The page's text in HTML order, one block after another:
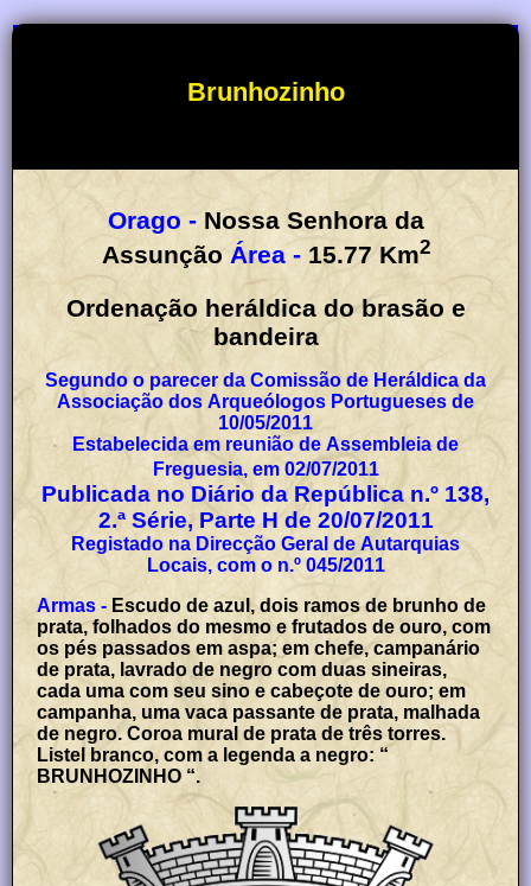
Brunhozinho
Orago - Nossa Senhora da
Assunção
Área - 15.77 Km2
Ordenação heráldica do brasão e
bandeira
Segundo o parecer da Comissão de Heráldica da
Associação dos Arqueólogos Portugueses de
10/05/2011
Estabelecida em reunião de Assembleia de
Freguesia, em 02/07/2011
Publicada no Diário da República n.º 138,
2.ª Série, Parte H de 20/07/2011
Registado na Direcção Geral de Autarquias
Locais, com o n.º 045/2011
Armas - Escudo de azul, dois ramos de brunho de
prata, folhados do mesmo e frutados de ouro, com
os pés passados em aspa; em chefe, campanário
de prata, lavrado de negro com duas sineiras,
cada uma com seu sino e cabeçote de ouro; em
campanha, uma vaca passante de prata, malhada
de negro. Coroa mural de prata de três torres.
Listel branco, com a legenda a negro: “
BRUNHOZINHO “.